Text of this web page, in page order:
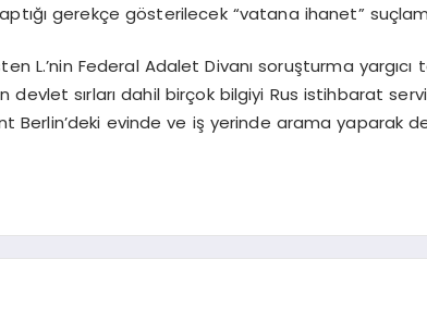
gerekçe gösterilecek “vatana ihanet”
L.’nin Federal Adalet Divanı soruşturma yargıcı
devlet sırları dahil birçok bilgiyi Rus istihbarat
Berlin’deki evinde ve iş yerinde arama yaparak